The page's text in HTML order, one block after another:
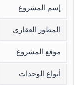
إسم المشروع
المطور العقاري
موقع المشروع
أنواع الوحدات